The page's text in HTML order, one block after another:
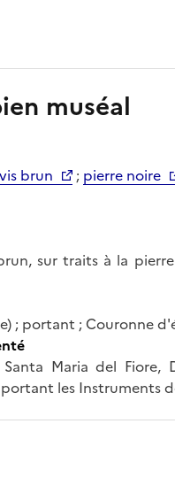
muséal
brun ; pierre noire
sur traits à la
; portant ; Couronne
Santa Maria del
les Instruments